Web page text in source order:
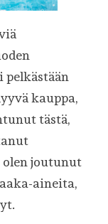
kauppa,
tästä,
olen joutunut
aineita,